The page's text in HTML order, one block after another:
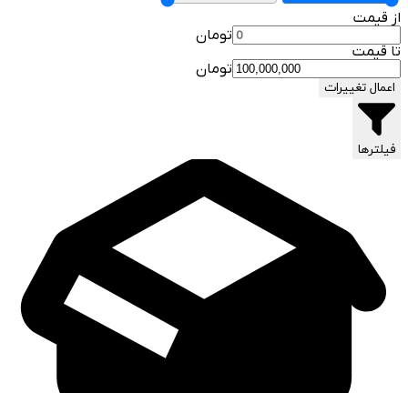
از قیمت
تومان
تا قیمت
تومان
اعمال تغییرات
فیلترها